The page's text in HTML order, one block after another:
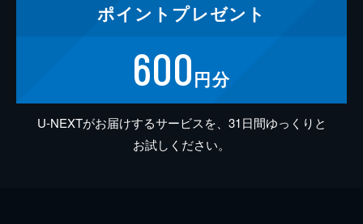
ポイント プレゼント
600円分
U-NEXTがお届けするサービスを、31日間ゆっくりと
お試しください。